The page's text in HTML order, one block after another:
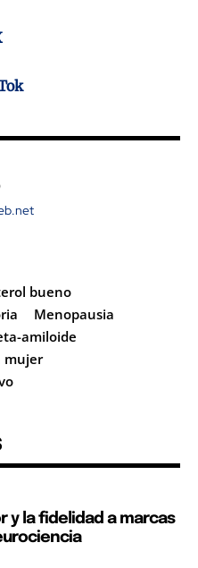
bueno
Menopausia
amiloide
mujer
y la fidelidad a marcas